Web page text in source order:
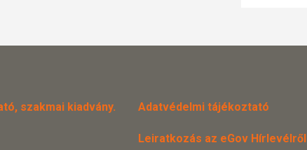
szakmai kiadvány.
Adatvédelmi tájékoztató
Leiratkozás az eGov Hírlevélről